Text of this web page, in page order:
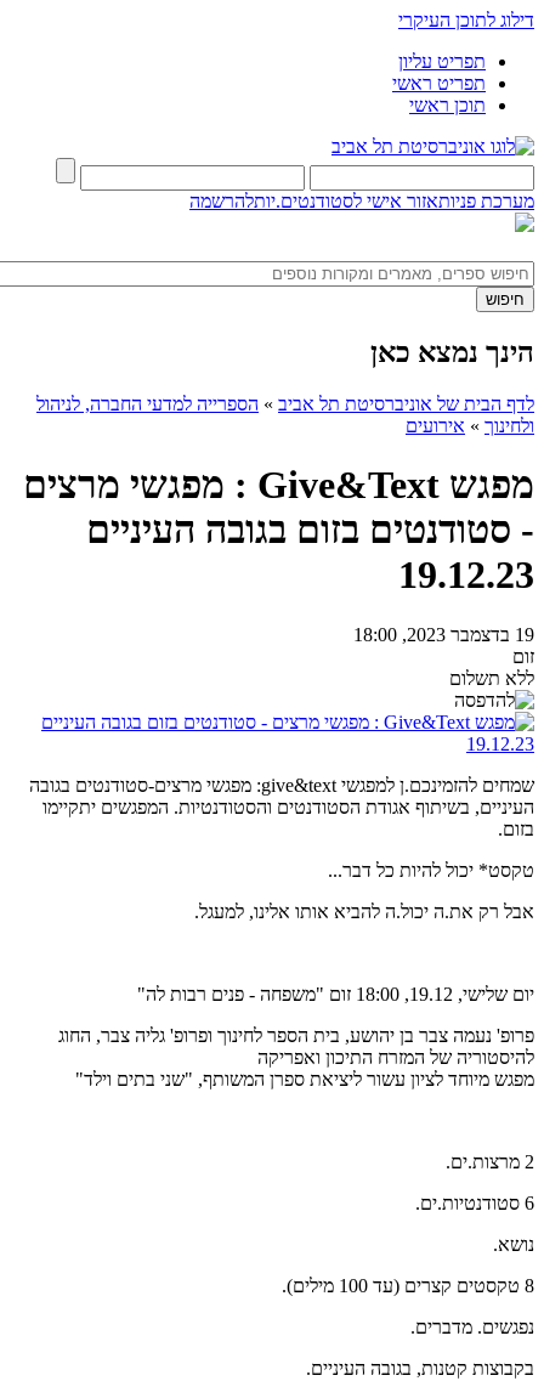
דילוג לתוכן העיקרי
תפריט עליון
תפריט ראשי
תוכן ראשי
מערכת פניותאזור אישי לסטודנטים.יותלהרשמה
הינך נמצא כאן
לדף הבית של אוניברסיטת תל אביב » הספרייה למדעי החברה, לניהול
ולחינוך » אירועים
מפגש Give&Text : מפגשי מרצים
- סטודנטים בזום בגובה העיניים
19.12.23
19 בדצמבר 2023, 18:00
זום
ללא תשלום
שמחים להזמינכם.ן למפגשי give&text: מפגשי מרצים-סטודנטים בגובה
העיניים, בשיתוף אגודת הסטודנטים והסטודנטיות. המפגשים יתקיימו
בזום.
טקסט* יכול להיות כל דבר...
אבל רק את.ה יכול.ה להביא אותו אלינו, למעגל.
יום שלישי, 19.12, 18:00 זום "משפחה - פנים רבות לה"
פרופ' נעמה צבר בן יהושע, בית הספר לחינוך ופרופ' גליה צבר, החוג
להיסטוריה של המזרח התיכון ואפריקה
מפגש מיוחד לציון עשור ליציאת ספרן המשותף, "שני בתים וילד"
2 מרצות.ים.
6 סטודנטיות.ים.
נושא.
8 טקסטים קצרים (עד 100 מילים).
נפגשים. מדברים.
בקבוצות קטנות, בגובה העיניים.